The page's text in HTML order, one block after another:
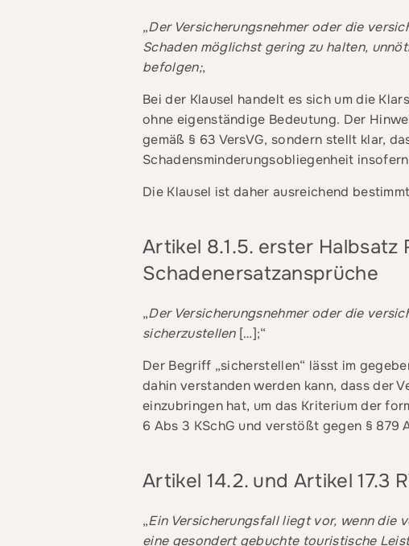
„Der Versicherungsnehmer oder die
Schaden möglichst gering zu halten,
befolgen;‚
Bei der Klausel handelt es sich um die
ohne eigenständige Bedeutung. Der
gemäß § 63 VersVG, sondern stellt klar,
Schadensminderungsobliegenheit
Die Klausel ist daher ausreichend
Artikel 8.1.5. erster
Schadenersatzansprüche
„Der Versicherungsnehmer oder die
sicherzustellen[…];“
Der Begriff „sicherstellen“ lässt im
dahin verstanden werden kann, dass der
einzubringen hat, um das Kriterium der
6 Abs 3 KSchG und verstößt gegen § 879
Artikel 14.2. und Artikel 17.3
„Ein Versicherungsfall liegt vor, wenn die
eine gesondert gebuchte touristische